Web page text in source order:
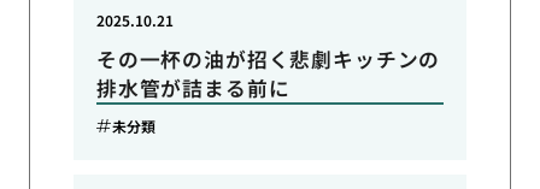
その一杯の油が招く悲劇キッチンの
排水管が詰まる前に
2025.10.21
未分類